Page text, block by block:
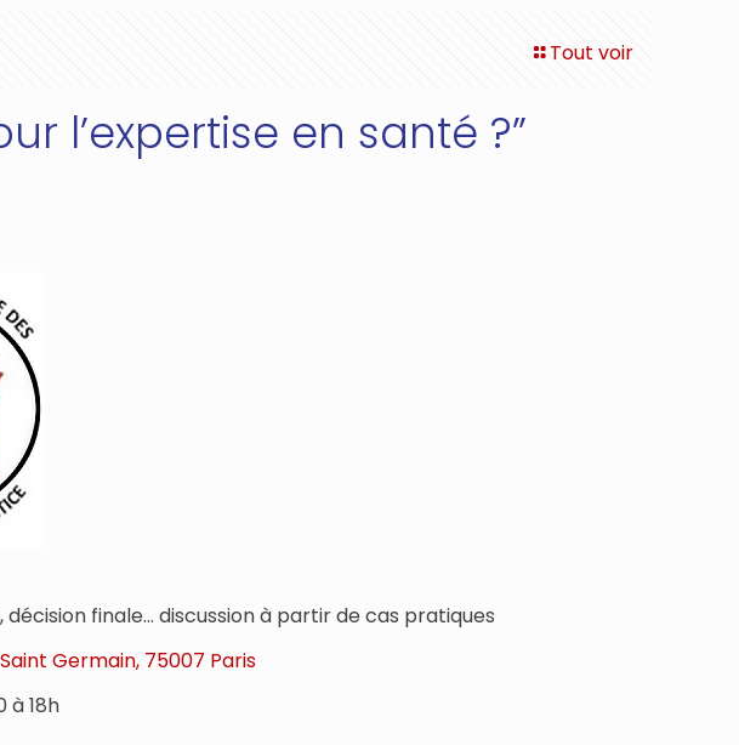
Tout voir
l’expertise en santé ?”
finale… discussion à partir de cas pratiques
Germain, 75007 Paris
à 18h